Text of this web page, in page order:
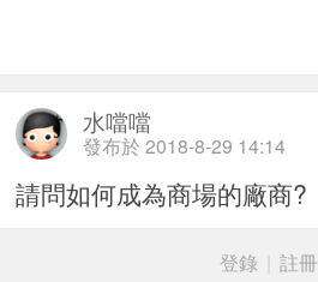
水噹噹
發布於 2018-8-29 14:14
請問如何成為商場的廠商?
登錄
註冊